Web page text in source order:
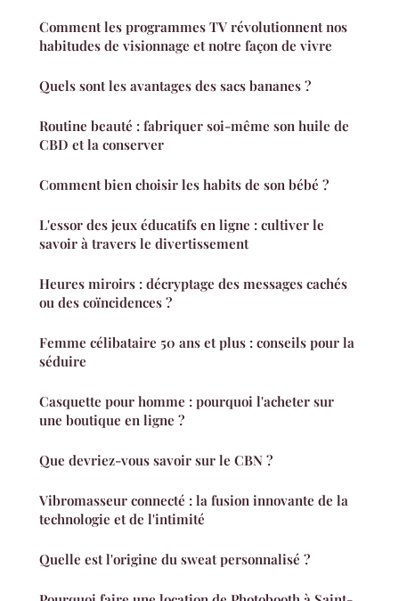
Comment les programmes TV révolutionnent nos
habitudes de visionnage et notre façon de vivre
Quels sont les avantages des sacs bananes ?
Routine beauté : fabriquer soi-même son huile de
CBD et la conserver
Comment bien choisir les habits de son bébé ?
L'essor des jeux éducatifs en ligne : cultiver le
savoir à travers le divertissement
Heures miroirs : décryptage des messages cachés
ou des coïncidences ?
Femme célibataire 50 ans et plus : conseils pour la
séduire
Casquette pour homme : pourquoi l'acheter sur
une boutique en ligne ?
Que devriez-vous savoir sur le CBN ?
Vibromasseur connecté : la fusion innovante de la
technologie et de l'intimité
Quelle est l'origine du sweat personnalisé ?